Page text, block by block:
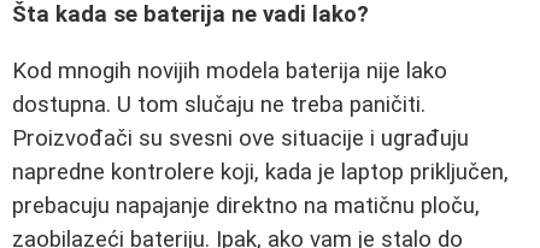
Šta kada se baterija ne vadi lako?
Kod mnogih novijih modela baterija nije lako
dostupna. U tom slučaju ne treba paničiti.
Proizvođači su svesni ove situacije i ugrađuju
napredne kontrolere koji, kada je laptop priključen,
prebacuju napajanje direktno na matičnu ploču,
zaobilazeći bateriju. Ipak, ako vam je stalo do